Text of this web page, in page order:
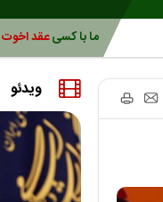
ما با کسیعقد اخوت
ویدئو